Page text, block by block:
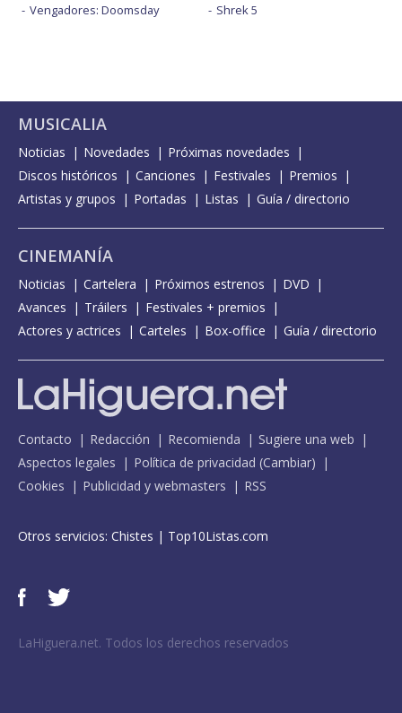
Vengadores: Doomsday
Shrek 5
MUSICALIA
Noticias Novedades
Próximas novedades
Discos históricos
Canciones Festivales
Premios
Artistas y grupos
Portadas Listas Guía / directorio
CINEMANÍA
Noticias Cartelera Próximos estrenos
DVD
Avances
Tráilers
Festivales + premios
Actores y actrices
Carteles Box-office Guía / directorio
Contacto Redacción Recomienda
Sugiere una web
Aspectos legales
Política de privacidad (Cambiar)
Cookies
Publicidad y webmasters RSS
Otros servicios: Chistes | Top10Listas.com
LaHiguera.net. Todos los derechos reservados